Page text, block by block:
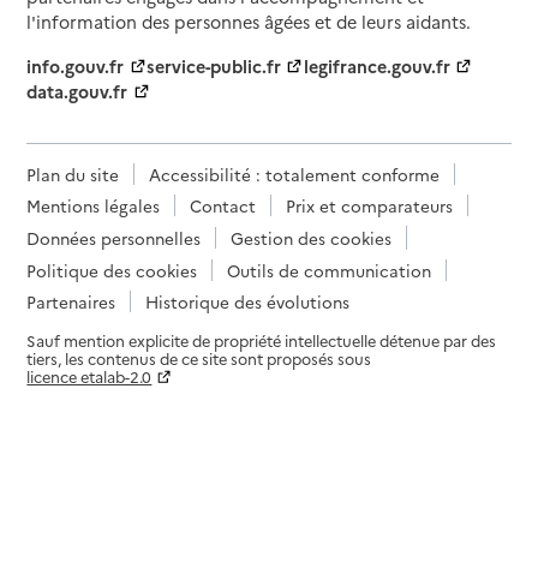
l'information des personnes âgées et de leurs aidants.
info.gouv.fr
service-public.fr
legifrance.gouv.fr
data.gouv.fr
Plan du site
Accessibilité : totalement conforme
Mentions légales
Contact
Prix et comparateurs
Données personnelles
Gestion des cookies
Politique des cookies
Outils de communication
Partenaires
Historique des évolutions
Sauf mention explicite de propriété intellectuelle détenue par des
tiers, les contenus de ce site sont proposés sous
licence etalab-2.0